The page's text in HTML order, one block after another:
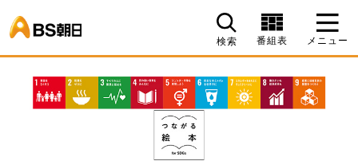
検索 番組表 メニュー